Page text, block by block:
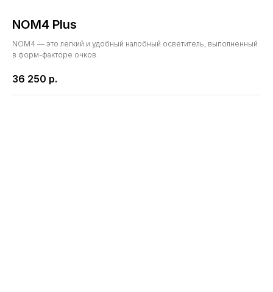
NOM4 Plus
NOM4 — это легкий и удобный налобный осветитель, выполненный
в форм-факторе очков.
36 250 р.